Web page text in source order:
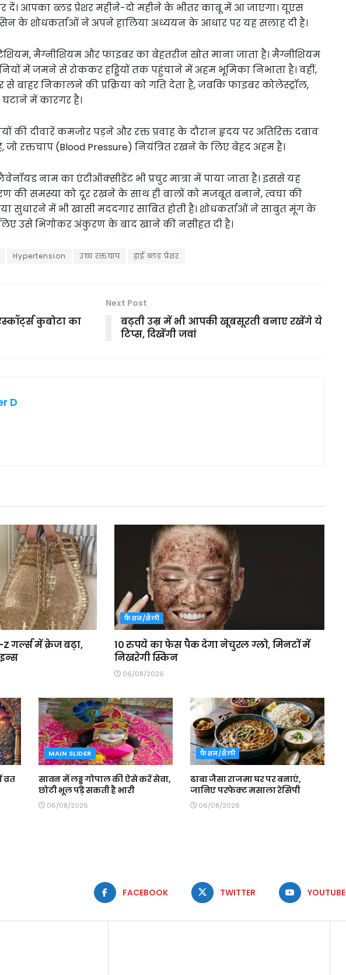
आपका ब्लड प्रेशर महीने-दो महीने के भीतर काबू में आ जाएगा। यूएस
के शोधकर्ताओं ने अपने हालिया अध्ययन के आधार पर यह सलाह दी है।
मैग्नीशियम और फाइबर का बेहतरीन स्रोत माना जाता है। मैग्नीशियम
में जमने से रोककर हड्डियों तक पहुंचाने में अहम भूमिका निभाता है। वहीं,
से बाहर निकालने की प्रक्रिया को गति देता है, जबकि फाइबर कोलेस्ट्रॉल,
में कारगर है।
की दीवारें कमजोर पड़ने और रक्त प्रवाह के दौरान हृदय पर अतिरिक्त दबाव
जो रक्तचाप (Blood Pressure) नियंत्रित रखने के लिए बेहद अहम है।
नाम का एंटीऑक्सीडेंट भी प्रचुर मात्रा में पाया जाता है। इससे यह
की समस्या को दूर रखने के साथ ही बालों को मजबूत बनाने, त्वचा की
सुधारने में भी खासी मददगार साबित होती है। शोधकर्ताओं ने साबुत मूंग के
उसे भिगोकर अंकुरण के बाद खाने की नसीहत दी है।
Hypertension उच्च रक्तचाप हाई ब्लड प्रेशर
कुबोटा का
Next Post
बढ़ती उम्र में भी आपकी खूबसूरती बनाए रखेंगे ये
टिप्स, दिखेंगी जवां
D
गर्ल्स में क्रेज बढ़ा,
फैशन/शैली
10 रुपये का फेस पैक देगा नेचुरल ग्लो, मिनटों में
निखरेगी स्किन
06/08/2026
MAIN SLIDER
सावन में लड्डू गोपाल की ऐसे करें सेवा,
छोटी भूल पड़ सकती है भारी
06/08/2026
फैशन/शैली
ढाबा जैसा राजमा घर पर बनाएं,
जानिए परफेक्ट मसाला रेसिपी
06/08/2026
FACEBOOK TWITTER YOUTUBE